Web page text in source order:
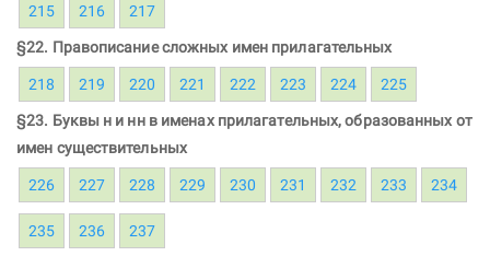
215 216 217
§22. Правописание сложных имен прилагательных
218 219 220 221 222 223 224 225
§23. Буквы н и нн в именах прилагательных, образованных от
имен существительных
226 227 228 229 230 231 232 233 234
235 236 237